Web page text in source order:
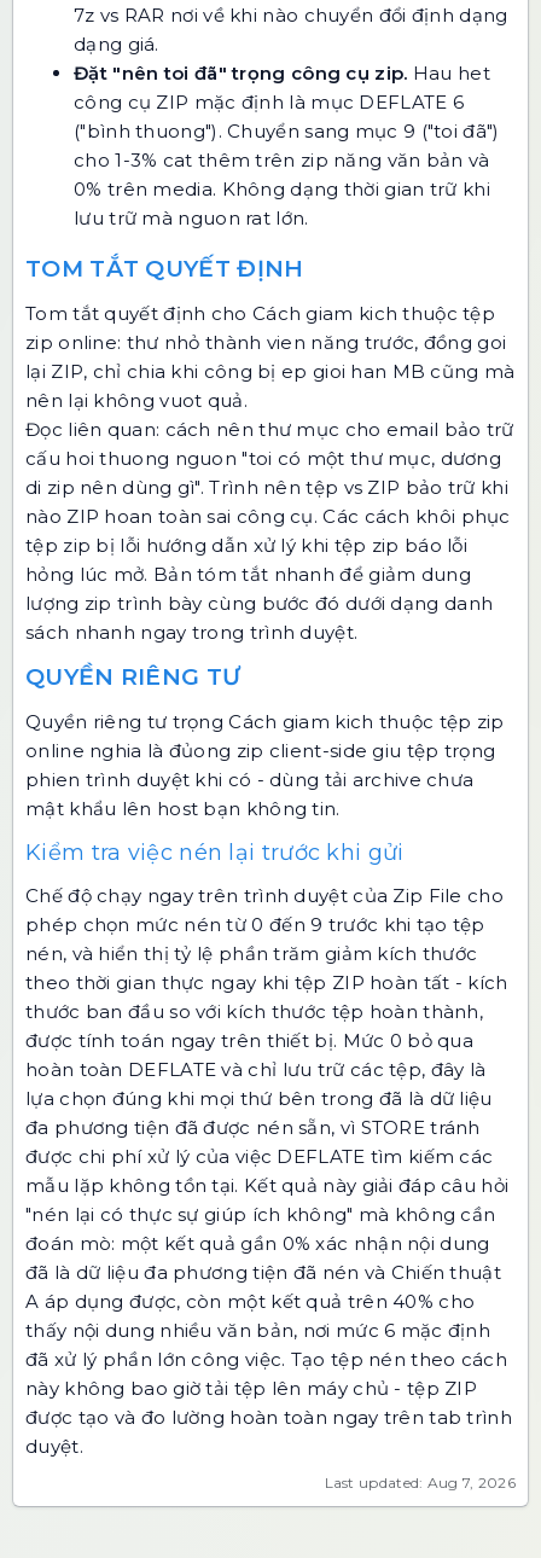
7z vs RAR nơi về khi nào chuyển đổi định dạng
dạng giá.
Đặt "nên toi đã" trọng công cụ zip. Hau het
công cụ ZIP mặc định là mục DEFLATE 6
("bình thuong"). Chuyển sang mục 9 ("toi đã")
cho 1-3% cat thêm trên zip năng văn bản và
0% trên media. Không dạng thời gian trữ khi
lưu trữ mà nguon rat lớn.
TOM TẮT QUYẾT ĐỊNH
Tom tắt quyết định cho Cách giam kich thuộc tệp
zip online: thư nhỏ thành vien năng trước, đồng goi
lại ZIP, chỉ chia khi công bị ep gioi han MB cũng mà
nên lại không vuot quả.
Đọc liên quan: cách nên thư mục cho email bảo trữ
cấu hoi thuong nguon "toi có một thư mục, dương
di zip nên dùng gì".Trình nên tệp vs ZIP bảo trữ khi
nào ZIP hoan toàn sai công cụ.Các cách khôi phục
tệp zip bị lỗi hướng dẫn xử lý khi tệp zip báo lỗi
hỏng lúc mở. Bản tóm tắt nhanh để giảm dung
lượng zip trình bày cùng bước đó dưới dạng danh
sách nhanh ngay trong trình duyệt.
QUYỀN RIÊNG TƯ
Quyền riêng tư trọng Cách giam kich thuộc tệp zip
online nghia là đủong zip client-side giu tệp trọng
phien trình duyệt khi có - dùng tải archive chưa
mật khẩu lên host bạn không tin.
Kiểm tra việc nén lại trước khi gửi
Chế độ chạy ngay trên trình duyệt của Zip File cho
phép chọn mức nén từ 0 đến 9 trước khi tạo tệp
nén, và hiển thị tỷ lệ phần trăm giảm kích thước
theo thời gian thực ngay khi tệp ZIP hoàn tất - kích
thước ban đầu so với kích thước tệp hoàn thành,
được tính toán ngay trên thiết bị. Mức 0 bỏ qua
hoàn toàn DEFLATE và chỉ lưu trữ các tệp, đây là
lựa chọn đúng khi mọi thứ bên trong đã là dữ liệu
đa phương tiện đã được nén sẵn, vì STORE tránh
được chi phí xử lý của việc DEFLATE tìm kiếm các
mẫu lặp không tồn tại. Kết quả này giải đáp câu hỏi
"nén lại có thực sự giúp ích không" mà không cần
đoán mò: một kết quả gần 0% xác nhận nội dung
đã là dữ liệu đa phương tiện đã nén và Chiến thuật
A áp dụng được, còn một kết quả trên 40% cho
thấy nội dung nhiều văn bản, nơi mức 6 mặc định
đã xử lý phần lớn công việc. Tạo tệp nén theo cách
này không bao giờ tải tệp lên máy chủ - tệp ZIP
được tạo và đo lường hoàn toàn ngay trên tab trình
duyệt.
Last updated: Aug 7, 2026